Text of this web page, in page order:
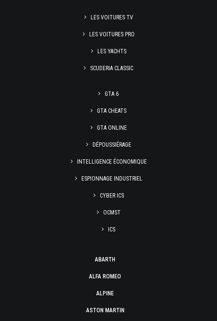
LES VOITURES TV
LES VOITURES PRO
LES YACHTS
SCUDERIA CLASSIC
GTA 6
GTA CHEATS
GTA ONLINE
DÉPOUSSIÉRAGE
INTELLIGENCE ÉCONOMIQUE
ESPIONNAGE INDUSTRIEL
CYBER ICS
OCMST
ICS
ABARTH
ALFA ROMEO
ALPINE
ASTON MARTIN